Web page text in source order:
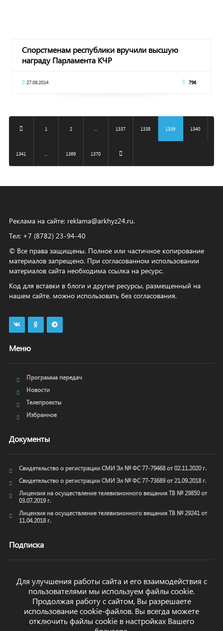
Спорстменам республики вручили высшую
награду Парламента КЧР
27.06.2014 796
1 2 1337 1338 1339 1340
1341 1369 1370
Реклама на сайте: reklama@arkhyz24.ru.
Тел: +7 (8782) 23‑94‑40
© Все права защищены. Полное или частичное копирование
материалов запрещено. При согласованном использовании
материалов сайта необходима ссылка на ресурс.
Код для вставки в блоги и другие ресурсы, размещенный на
нашем сайте, можно использовать без согласования.
Меню
Программа передач
Новости
Телепроекты
Избранное
Документы
Свидетельство о регистрации СМИ Эл № ФС 77-79468 от 02.11.2020 г.
Свидетельство о регистрации СМИ Эл № ФС 77-73689 от 21.09.2018 г.
Лицензия на осуществление телевизионного вещания ТВ № 29850 от
03.07.2019 г.
Лицензия на осуществление телевизионного вещания ТВ № 29241 от
11.04.2018 г.
Подписка
ОТПРАВИТЬ
Для улучшения работы сайта и его взаимодействия с
пользователями мы используем файлы cookie.
Продолжая работу с сайтом, Вы разрешаете
использование cookie-файлов. Вы всегда можете
отключить файлы cookie в настройках Вашего